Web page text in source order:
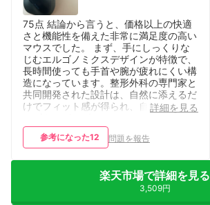
75点 結論から言うと、価格以上の快適
さと機能性を備えた非常に満足度の高い
マウスでした。 まず、手にしっくりな
じむエルゴノミクスデザインが特徴で、
長時間使っても手首や腕が疲れにくい構
造になっています。整形外科の専門家と
共同開発された設計は、自然に添えるだ
けでフィット感が得られ、自分に合うサ
感も高級感があり、滑りにくく使いやす
いです。 静音クリック仕様なのだが、
大3台までデバイスを切り替えて使える
点も実用的で、ビジネスや在宅ワークに
詳細を見る
参考になった12 問題を報告
楽天市場で詳細を見る
3,509円